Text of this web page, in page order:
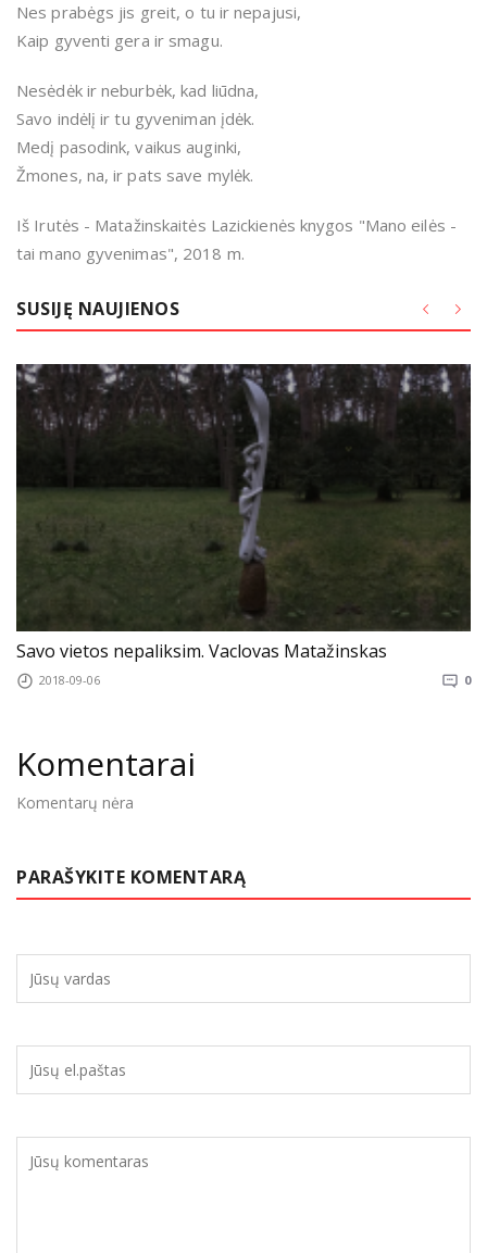
Nes prabėgs jis greit, o tu ir nepajusi,
Kaip gyventi gera ir smagu.
Nesėdėk ir neburbėk, kad liūdna,
Savo indėlį ir tu gyveniman įdėk.
Medį pasodink, vaikus auginki,
Žmones, na, ir pats save mylėk.
Iš Irutės - Matažinskaitės Lazickienės knygos "Mano eilės -
tai mano gyvenimas", 2018 m.
SUSIJĘ NAUJIENOS
Savo vietos nepaliksim. Vaclovas Matažinskas
2018-09-06 0
Komentarai
Komentarų nėra
PARAŠYKITE KOMENTARĄ